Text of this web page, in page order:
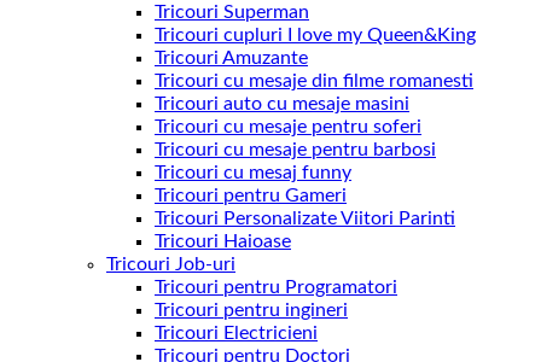
Tricouri Superman
Tricouri cupluri I love my Queen&King
Tricouri Amuzante
Tricouri cu mesaje din filme romanesti
Tricouri auto cu mesaje masini
Tricouri cu mesaje pentru soferi
Tricouri cu mesaje pentru barbosi
Tricouri cu mesaj funny
Tricouri pentru Gameri
Tricouri Personalizate Viitori Parinti
Tricouri Haioase
Tricouri Job-uri
Tricouri pentru Programatori
Tricouri pentru ingineri
Tricouri Electricieni
Tricouri pentru Doctori